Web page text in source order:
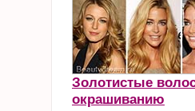
Золотистые
окрашиванию